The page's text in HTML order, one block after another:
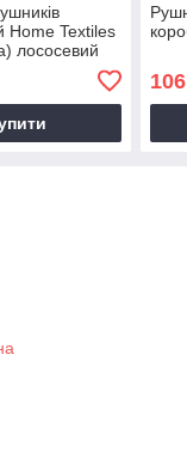
Home Textiles
лососевий
106